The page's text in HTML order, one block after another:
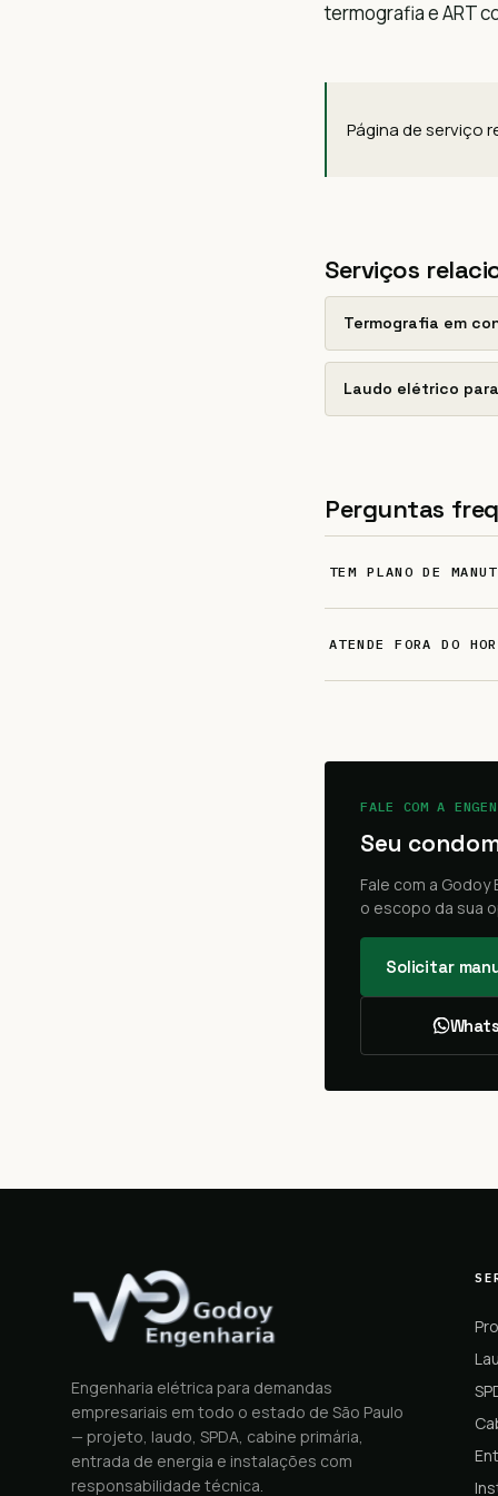
termografia e ART
Página de serviço
Serviços
Termografia em
Laudo elétrico
Perguntas
TEM PLANO DE
ATENDE FORA DO
FALE COM A
Seu
Fale com a
o escopo da sua
Solicitar
Engenharia elétrica para demandas
empresariais em todo o estado de São Paulo
— projeto, laudo, SPDA, cabine primária,
entrada de energia e instalações com
responsabilidade técnica.